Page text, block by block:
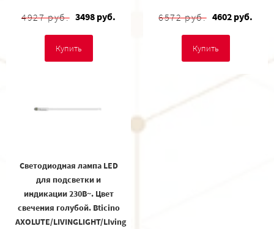
4927 руб. 3498 руб.
Купить
6572 руб. 4602 руб.
Купить
Светодиодная лампа LED
для подсветки и
индикации 230В~. Цвет
свечения голубой. Bticino
AXOLUTE/LIVINGLIGHT/LIving